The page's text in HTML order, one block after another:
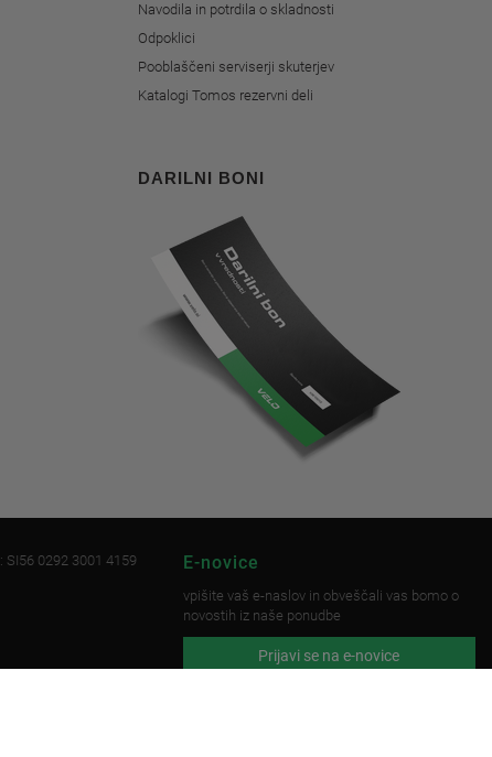
Navodila in potrdila o skladnosti
Odpoklici
Pooblaščeni serviserji skuterjev
Katalogi Tomos rezervni deli
DARILNI BONI
SI56 0292 3001 4159
E-novice
vpišite vaš e-naslov in obveščali vas bomo o
novostih iz naše ponudbe
Prijavi se na e-novice